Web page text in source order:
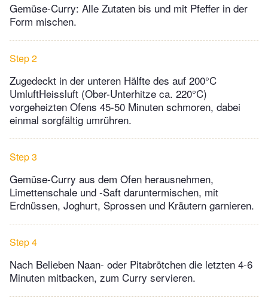
Gemüse-Curry: Alle Zutaten bis und mit Pfeffer in der
Form mischen.
Step 2
Zugedeckt in der unteren Hälfte des auf 200°C
UmluftHeissluft (Ober-Unterhitze ca. 220°C)
vorgeheizten Ofens 45-50 Minuten schmoren, dabei
einmal sorgfältig umrühren.
Step 3
Gemüse-Curry aus dem Ofen herausnehmen,
Limettenschale und -Saft daruntermischen, mit
Erdnüssen, Joghurt, Sprossen und Kräutern garnieren.
Step 4
Nach Belieben Naan- oder Pitabrötchen die letzten 4-6
Minuten mitbacken, zum Curry servieren.